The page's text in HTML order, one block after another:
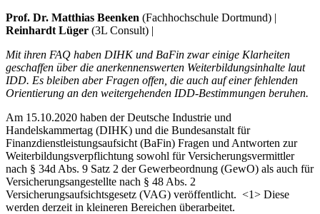
Prof. Dr. Matthias Beenken (Fachhochschule Dortmund) |
Reinhardt Lüger (3L Consult) |
Mit ihren FAQ haben DIHK und BaFin zwar einige Klarheiten
geschaffen über die anerkennenswerten Weiterbildungsinhalte laut
IDD. Es bleiben aber Fragen offen, die auch auf einer fehlenden
Orientierung an den weitergehenden IDD-Bestimmungen beruhen.
Am 15.10.2020 haben der Deutsche Industrie und
Handelskammertag (DIHK) und die Bundesanstalt für
Finanzdienstleistungsaufsicht (BaFin) Fragen und Antworten zur
Weiterbildungsverpflichtung sowohl für Versicherungsvermittler
nach § 34d Abs. 9 Satz 2 der Gewerbeordnung (GewO) als auch für
Versicherungsangestellte nach § 48 Abs. 2
Versicherungsaufsichtsgesetz (VAG) veröffentlicht. <1> Diese
werden derzeit in kleineren Bereichen überarbeitet.